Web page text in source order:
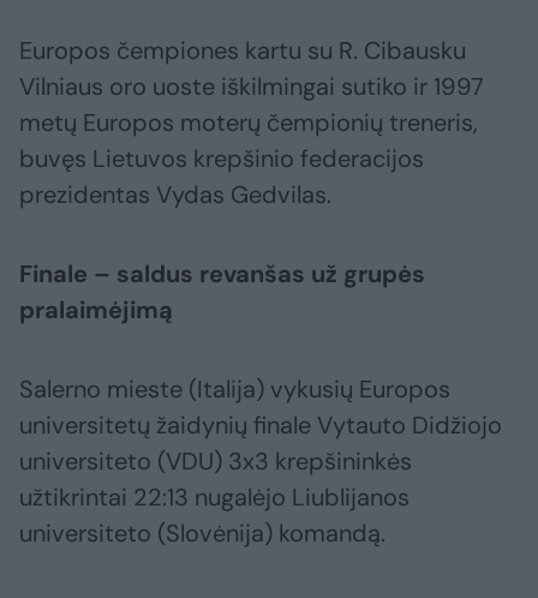
Europos čempiones kartu su R. Cibausku
Vilniaus oro uoste iškilmingai sutiko ir 1997
metų Europos moterų čempionių treneris,
buvęs Lietuvos krepšinio federacijos
prezidentas Vydas Gedvilas.
Finale – saldus revanšas už grupės
pralaimėjimą
Salerno mieste (Italija) vykusių Europos
universitetų žaidynių finale Vytauto Didžiojo
universiteto (VDU) 3x3 krepšininkės
užtikrintai 22:13 nugalėjo Liublijanos
universiteto (Slovėnija) komandą.